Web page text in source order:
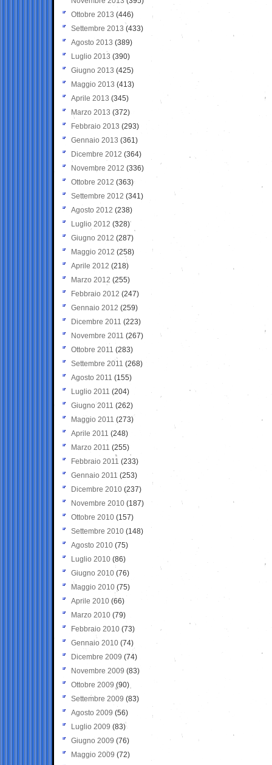
Ottobre 2013 (446)
Settembre 2013 (433)
Agosto 2013 (389)
Luglio 2013 (390)
Giugno 2013 (425)
Maggio 2013 (413)
Aprile 2013 (345)
Marzo 2013 (372)
Febbraio 2013 (293)
Gennaio 2013 (361)
Dicembre 2012 (364)
Novembre 2012 (336)
Ottobre 2012 (363)
Settembre 2012 (341)
Agosto 2012 (238)
Luglio 2012 (328)
Giugno 2012 (287)
Maggio 2012 (258)
Aprile 2012 (218)
Marzo 2012 (255)
Febbraio 2012 (247)
Gennaio 2012 (259)
Dicembre 2011 (223)
Novembre 2011 (267)
Ottobre 2011 (283)
Settembre 2011 (268)
Agosto 2011 (155)
Luglio 2011 (204)
Giugno 2011 (262)
Maggio 2011 (273)
Aprile 2011 (248)
Marzo 2011 (255)
Febbraio 2011 (233)
Gennaio 2011 (253)
Dicembre 2010 (237)
Novembre 2010 (187)
Ottobre 2010 (157)
Settembre 2010 (148)
Agosto 2010 (75)
Luglio 2010 (86)
Giugno 2010 (76)
Maggio 2010 (75)
Aprile 2010 (66)
Marzo 2010 (79)
Febbraio 2010 (73)
Gennaio 2010 (74)
Dicembre 2009 (74)
Novembre 2009 (83)
Ottobre 2009 (90)
Settembre 2009 (83)
Agosto 2009 (56)
Luglio 2009 (83)
Giugno 2009 (76)
Maggio 2009 (72)